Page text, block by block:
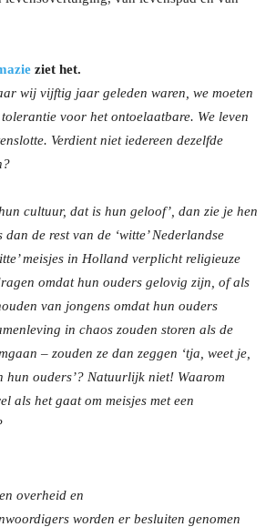
ziet het.
wij vijftig jaar geleden waren, we moeten
voor het ontoelaatbare. We leven
Verdient niet iedereen dezelfde
cultuur, dat is hun geloof’, dan zie je hen
de rest van de ‘witte’ Nederlandse
meisjes in Holland verplicht religieuze
omdat hun ouders gelovig zijn, of als
van jongens omdat hun ouders
in chaos zouden storen als de
– zouden ze dan zeggen ‘tja, weet je,
hun ouders’? Natuurlijk niet! Waarom
als het gaat om meisjes met een
overheid en
worden er besluiten genomen